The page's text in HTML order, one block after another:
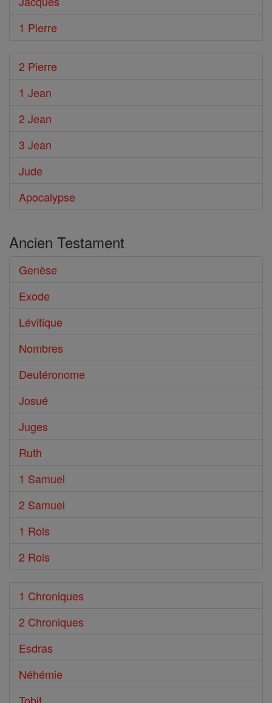
1 Pierre
2 Pierre
1 Jean
2 Jean
3 Jean
Jude
Apocalypse
Ancien Testament
Genèse
Exode
Lévitique
Nombres
Deutéronome
Josué
Juges
Ruth
1 Samuel
2 Samuel
1 Rois
2 Rois
1 Chroniques
2 Chroniques
Esdras
Néhémie